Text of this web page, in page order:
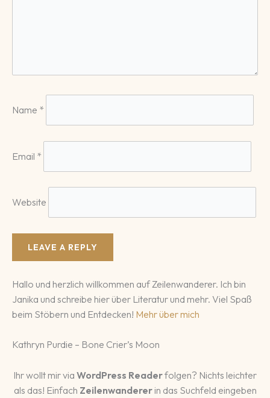
Name *
Email *
Website
Hallo und herzlich willkommen auf Zeilenwanderer. Ich bin
Janika und schreibe hier über Literatur und mehr. Viel Spaß
beim Stöbern und Entdecken! Mehr über mich
Kathryn Purdie – Bone Crier’s Moon
Ihr wollt mir via WordPress Readerfolgen? Nichts leichter
als das! Einfach Zeilenwandererin das Suchfeld eingeben